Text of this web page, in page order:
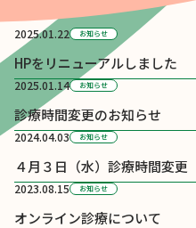
2025.01.22 お知らせ
HPをリニューアルしました
2025.01.14 お知らせ
診療時間変更のお知らせ
2024.04.03 お知らせ
４月３日（水）診療時間変更
2023.08.15 お知らせ
オンライン診療について